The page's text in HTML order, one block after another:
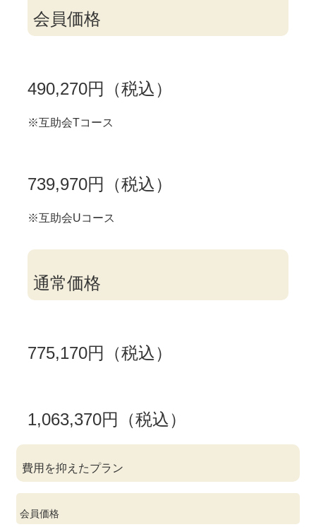
会員価格
490,270円（税込）
※互助会Tコース
739,970円（税込）
※互助会Uコース
通常価格
775,170円（税込）
1,063,370円（税込）
費用を抑えたプラン
会員価格